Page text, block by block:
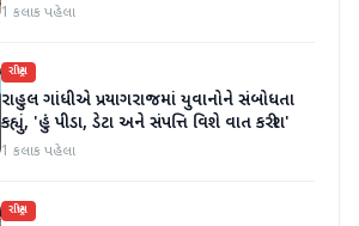
1 કલાક પહેલા
રાષ્ટ્રીય
રાહુલ ગાંધીએ પ્રયાગરાજમાં યુવાનોને સંબોધતા
કહ્યું, 'હું પીડા, ડેટા અને સંપત્તિ વિશે વાત કરીશ'
1 કલાક પહેલા
રાષ્ટ્રીય